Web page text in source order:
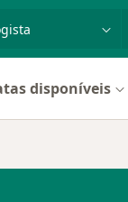
disponíveis